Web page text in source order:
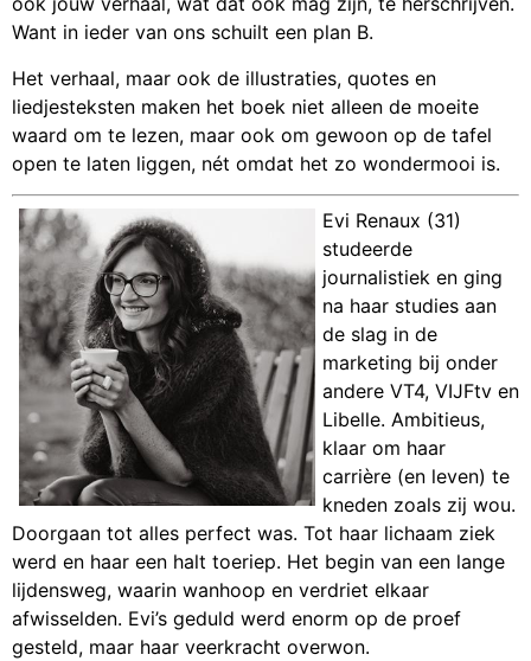
Want in ieder van ons schuilt een plan B.
Het verhaal, maar ook de illustraties, quotes en
liedjesteksten maken het boek niet alleen de moeite
waard om te lezen, maar ook om gewoon op de tafel
open te laten liggen, nét omdat het zo wondermooi is.
Evi Renaux (31)
studeerde
journalistiek en ging
na haar studies aan
de slag in de
marketing bij onder
andere VT4, VIJFtv en
Libelle. Ambitieus,
klaar om haar
carrière (en leven) te
kneden zoals zij wou.
Doorgaan tot alles perfect was. Tot haar lichaam ziek
werd en haar een halt toeriep. Het begin van een lange
lijdensweg, waarin wanhoop en verdriet elkaar
afwisselden. Evi’s geduld werd enorm op de proef
gesteld, maar haar veerkracht overwon.